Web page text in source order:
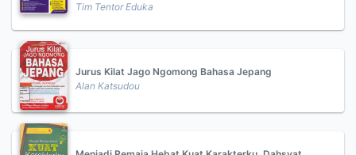
Tim Tentor Eduka
Jurus Kilat Jago Ngomong Bahasa Jepang
Alan Katsudou